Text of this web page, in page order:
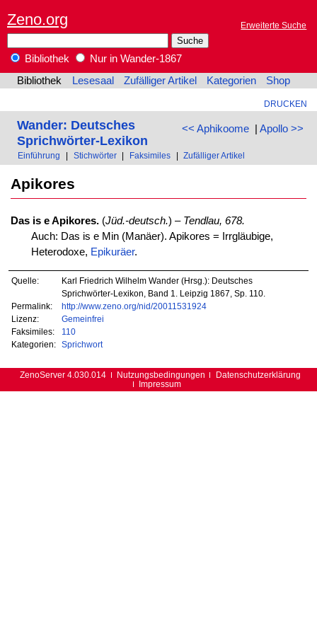
Zeno.org Erweiterte Suche
Bibliothek
Nur in Wander-1867
Bibliothek
Lesesaal Zufälliger Artikel Kategorien Shop
DRUCKEN
<< Aphikoome| Apollo >>
Wander: Deutsches
Sprichwörter-Lexikon
Einführung Stichwörter Faksimiles Zufälliger Artikel
Apikores
Das is e Apikores.(Jüd.-deutsch.) – Tendlau, 678.
Auch: Das is e Min (Manäer). Apikores = Irrgläubige,
Heterodoxe, Epikuräer.
Quelle:
Karl Friedrich Wilhelm Wander (Hrsg.): Deutsches
Sprichwörter-Lexikon, Band 1. Leipzig 1867, Sp. 110.
Permalink:
http://www.zeno.org/nid/20011531924
Lizenz:
Gemeinfrei
Faksimiles:
110
Kategorien:
Sprichwort
ZenoServer 4.030.014 Nutzungsbedingungen
Datenschutzerklärung
Impressum